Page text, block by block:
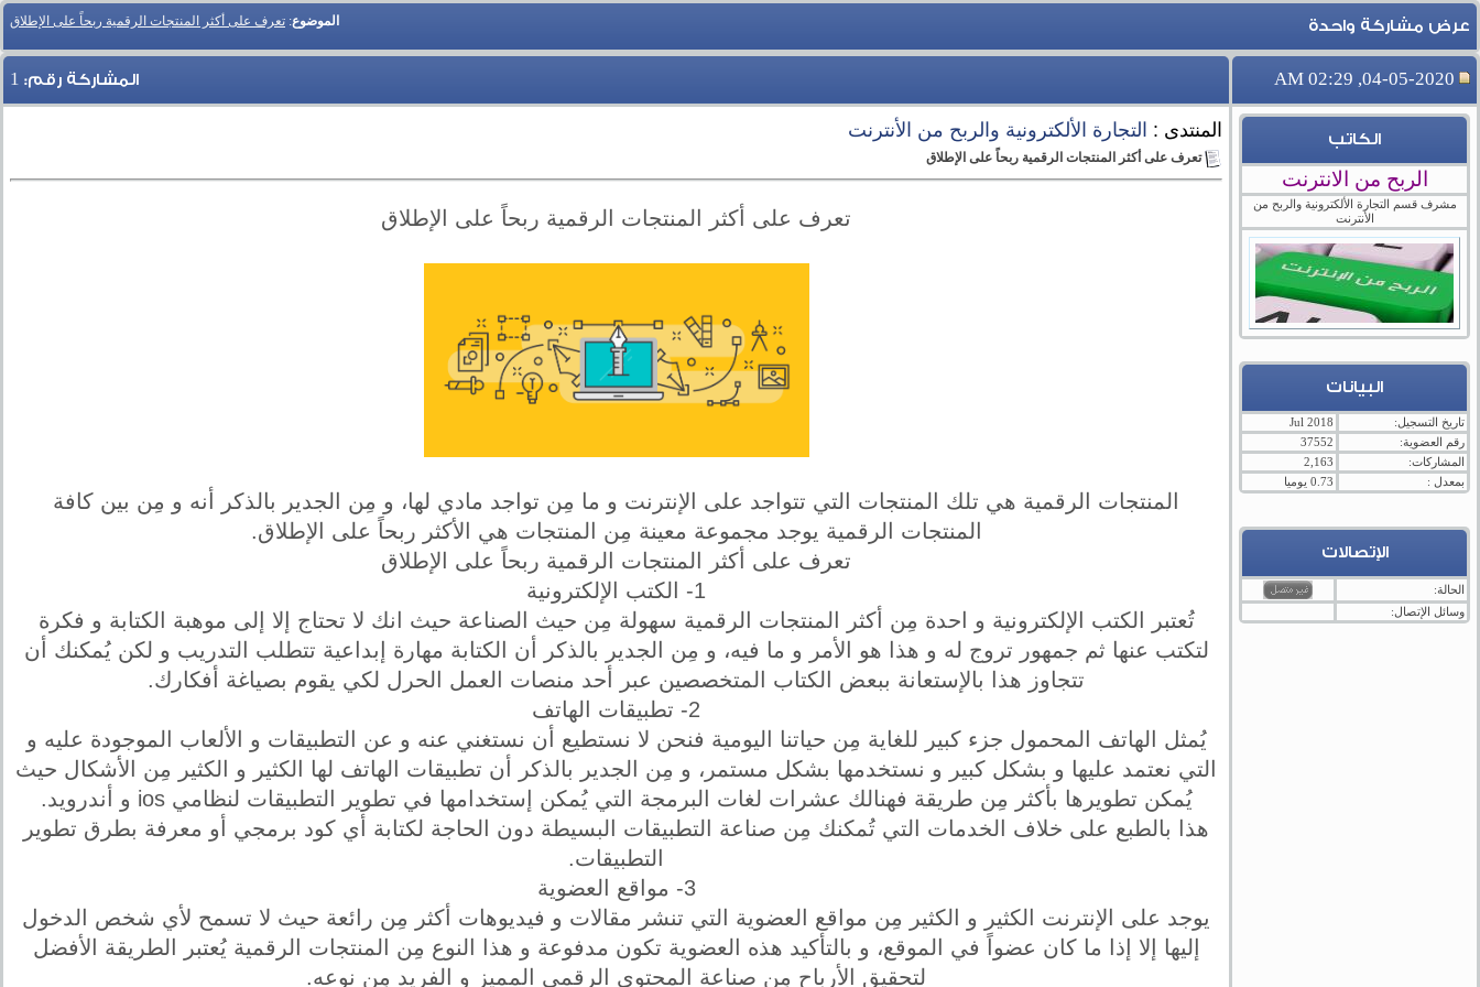
الموضوع: تعرف على أكثر المنتجات الرقمية ربحاً على الإطلاق عرض مشاركة واحدة
04-05-2020, 02:29 AM المشاركة رقم: 1
الكاتب
الربح من الانترنت
مشرف قسم التجارة الألكترونية والربح من
الأنترنت
البيانات
تاريخ التسجيل:
Jul 2018
رقم العضوية:
37552
المشاركات:
2,163
بمعدل :
0.73 يوميا
الإتصالات
الحالة:
وسائل الإتصال:
المنتدى : التجارة الألكترونية والربح من الأنترنت
تعرف على أكثر المنتجات الرقمية ربحاً على الإطلاق
تعرف على أكثر المنتجات الرقمية ربحاً على الإطلاق
المنتجات الرقمية هي تلك المنتجات التي تتواجد على الإنترنت و ما مِن تواجد مادي لها، و مِن الجدير بالذكر أنه و مِن بين كافة
المنتجات الرقمية يوجد مجموعة معينة مِن المنتجات هي الأكثر ربحاً على الإطلاق.
تعرف على أكثر المنتجات الرقمية ربحاً على الإطلاق
1- الكتب الإلكترونية
تُعتبر الكتب الإلكترونية و احدة مِن أكثر المنتجات الرقمية سهولة مِن حيث الصناعة حيث انك لا تحتاج إلا إلى موهبة الكتابة و فكرة
لتكتب عنها ثم جمهور تروج له و هذا هو الأمر و ما فيه، و مِن الجدير بالذكر أن الكتابة مهارة إبداعية تتطلب التدريب و لكن يُمكنك أن
تتجاوز هذا بالإستعانة ببعض الكتاب المتخصصين عبر أحد منصات العمل الحرل لكي يقوم بصياغة أفكارك.
2- تطبيقات الهاتف
يُمثل الهاتف المحمول جزء كبير للغاية مِن حياتنا اليومية فنحن لا نستطيع أن نستغني عنه و عن التطبيقات و الألعاب الموجودة عليه و
التي نعتمد عليها و بشكل كبير و نستخدمها بشكل مستمر، و مِن الجدير بالذكر أن تطبيقات الهاتف لها الكثير و الكثير مِن الأشكال حيث
يُمكن تطويرها بأكثر مِن طريقة فهنالك عشرات لغات البرمجة التي يُمكن إستخدامها في تطوير التطبيقات لنظامي ios و أندرويد.
هذا بالطبع على خلاف الخدمات التي تُمكنك مِن صناعة التطبيقات البسيطة دون الحاجة لكتابة أي كود برمجي أو معرفة بطرق تطوير
التطبيقات.
3- مواقع العضوية
يوجد على الإنترنت الكثير و الكثير مِن مواقع العضوية التي تنشر مقالات و فيديوهات أكثر مِن رائعة حيث لا تسمح لأي شخص الدخول
إليها إلا إذا ما كان عضواً في الموقع، و بالتأكيد هذه العضوية تكون مدفوعة و هذا النوع مِن المنتجات الرقمية يُعتبر الطريقة الأفضل
لتحقيق الأرباح مِن صناعة المحتوى الرقمي المميز و الفريد مِن نوعه.